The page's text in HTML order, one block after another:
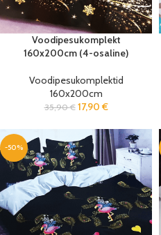
Voodipesukomplekt
160x200cm (4-osaline)
Voodipesukomplektid
160x200cm
35,90€ 17,90 €
-50%